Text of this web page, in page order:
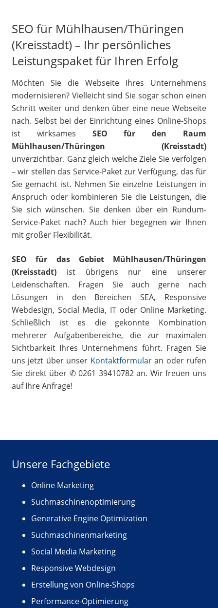
SEO für Mühlhausen/Thüringen
(Kreisstadt) – Ihr persönliches
Leistungspaket für Ihren Erfolg
Möchten Sie die Webseite Ihres Unternehmens
modernisieren? Vielleicht sind Sie sogar schon einen
Schritt weiter und denken über eine neue Webseite
nach. Selbst bei der Einrichtung eines Online-Shops
ist wirksames SEO für den Raum
Mühlhausen/Thüringen (Kreisstadt)
unverzichtbar. Ganz gleich welche Ziele Sie verfolgen
– wir stellen das Service-Paket zur Verfügung, das für
Sie gemacht ist. Nehmen Sie einzelne Leistungen in
Anspruch oder kombinieren Sie die Leistungen, die
Sie sich wünschen. Sie denken über ein Rundum-
Service-Paket nach? Auch hier begegnen wir Ihnen
mit großer Flexibilität.
SEO für das Gebiet Mühlhausen/Thüringen
(Kreisstadt) ist übrigens nur eine unserer
Leidenschaften. Fragen Sie auch gerne nach
Lösungen in den Bereichen SEA, Responsive
Webdesign, Social Media, IT oder Online Marketing.
Schließlich ist es die gekonnte Kombination
mehrerer Aufgabenbereiche, die zur maximalen
Sichtbarkeit Ihres Unternehmens führt. Fragen Sie
uns jetzt über unser Kontaktformularan oder rufen
Sie direkt über ✆ 0261 39410782 an. Wir freuen uns
auf Ihre Anfrage!
Unsere Fachgebiete
Online Marketing
Suchmaschinenoptimierung
Generative Engine Optimization
Suchmaschinenmarketing
Social Media Marketing
Responsive Webdesign
Erstellung von Online-Shops
Performance-Optimierung